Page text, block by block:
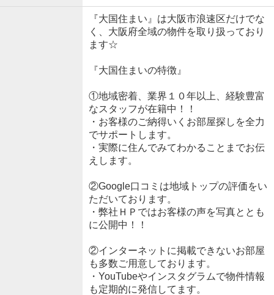
『大国住まい』は大阪市浪速区だけでな
く、大阪府全域の物件を取り扱っており
ます☆
『大国住まいの特徴』
①地域密着、業界１０年以上、経験豊富
なスタッフが在籍中！！
・お客様のご納得いくお部屋探しを全力
でサポートします。
・実際に住んでみてわかることまでお伝
えします。
②Google口コミは地域トップの評価をい
ただいております。
・弊社ＨＰではお客様の声を写真ととも
に公開中！！
②インターネットに掲載できないお部屋
も多数ご用意しております。
・YouTubeやインスタグラムで物件情報
も定期的に発信してます。